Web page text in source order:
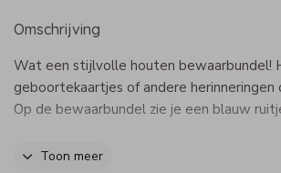
Omschrijving
Wat een stijlvolle houten bewaarbundel!
geboortekaartjes of andere herinneringen
Op de bewaarbundel zie je een blauw
Specificaties bewaarbundel
Toon meer